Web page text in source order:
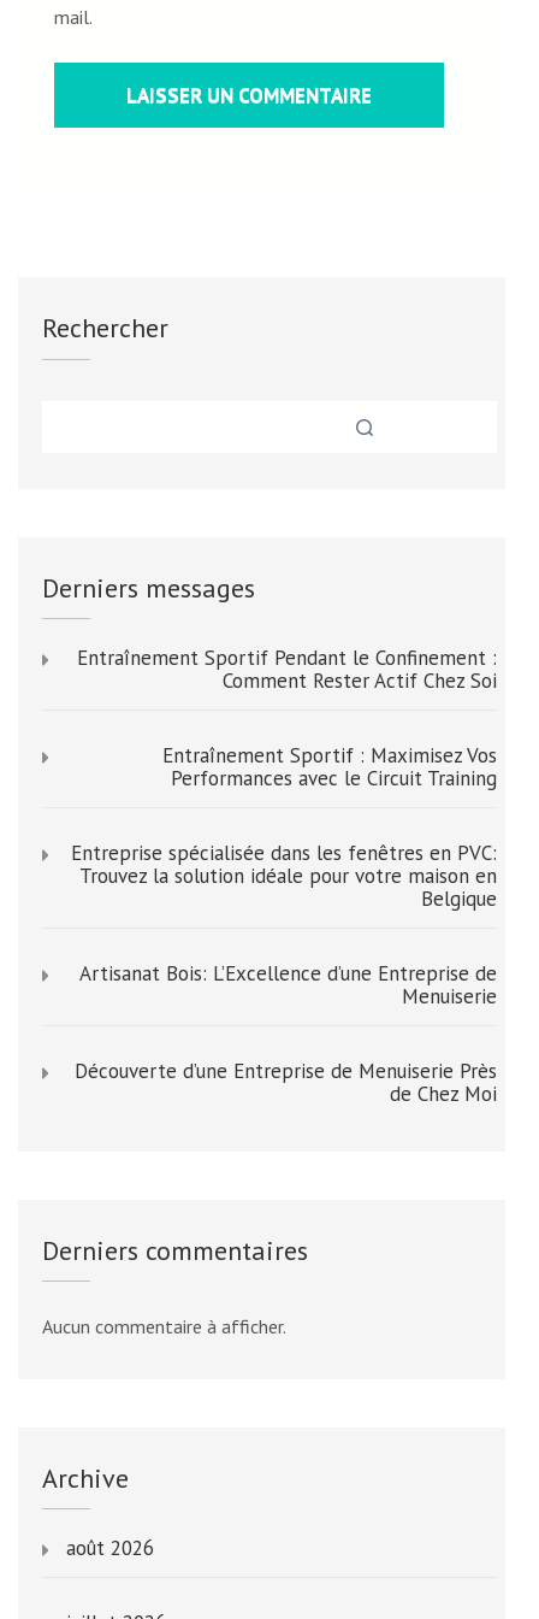
mail.
Rechercher
Derniers messages
Entraînement Sportif Pendant le Confinement :
Comment Rester Actif Chez Soi
Entraînement Sportif : Maximisez Vos
Performances avec le Circuit Training
Entreprise spécialisée dans les fenêtres en PVC:
Trouvez la solution idéale pour votre maison en
Belgique
Artisanat Bois: L’Excellence d’une Entreprise de
Menuiserie
Découverte d’une Entreprise de Menuiserie Près
de Chez Moi
Derniers commentaires
Aucun commentaire à afficher.
Archive
août 2026